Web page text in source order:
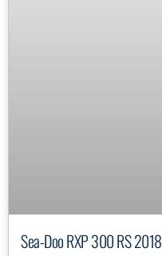
Sea-Doo RXP 300 RS 2018